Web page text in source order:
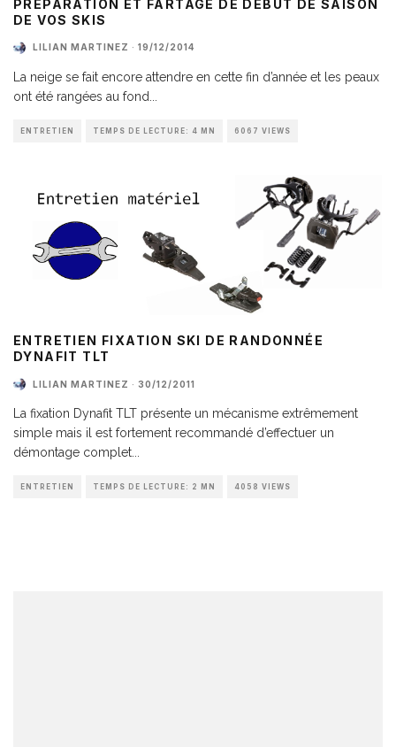
PRÉPARATION ET FARTAGE DE DÉBUT DE SAISON
DE VOS SKIS
LILIAN MARTINEZ · 19/12/2014
La neige se fait encore attendre en cette fin d’année et les peaux
ont été rangées au fond
ENTRETIEN TEMPS DE LECTURE: 4 MN 6067 VIEWS
ENTRETIEN FIXATION SKI DE RANDONNÉE
DYNAFIT TLT
LILIAN MARTINEZ · 30/12/2011
La fixation Dynafit TLT présente un mécanisme extrêmement
simple mais il est fortement recommandé d’effectuer un
démontage complet...
ENTRETIEN TEMPS DE LECTURE: 2 MN 4058 VIEWS